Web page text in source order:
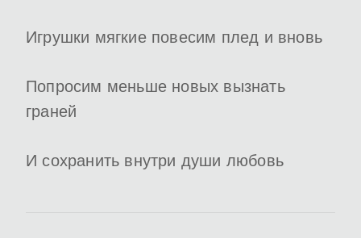
Игрушки мягкие повесим плед и вновь
Попросим меньше новых вызнать
граней
И сохранить внутри души любовь